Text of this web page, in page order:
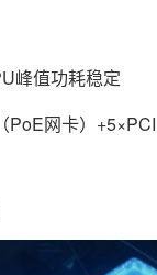
峰值功耗稳定
网卡）+5×PCI